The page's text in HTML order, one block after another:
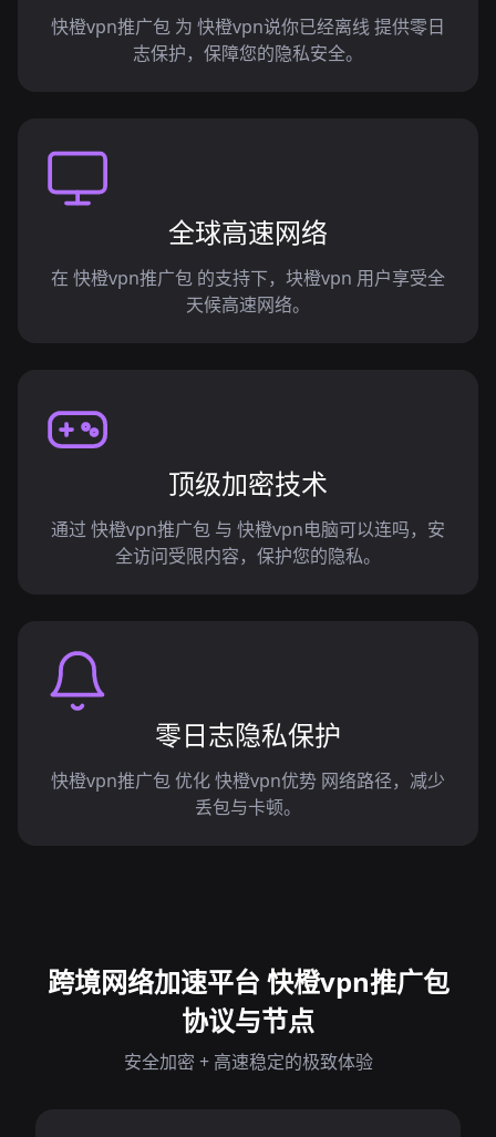
快橙vpn推广包 为 快橙vpn说你已经离线 提供零日
志保护，保障您的隐私安全。
全球高速网络
在 快橙vpn推广包 的支持下，块橙vpn 用户享受全
天候高速网络。
顶级加密技术
通过 快橙vpn推广包 与 快橙vpn电脑可以连吗，安
全访问受限内容，保护您的隐私。
零日志隐私保护
快橙vpn推广包 优化 快橙vpn优势 网络路径，减少
丢包与卡顿。
跨境网络加速平台 快橙vpn推广包
协议与节点
安全加密 + 高速稳定的极致体验